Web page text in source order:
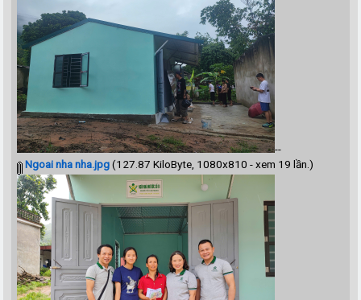
--
Ngoai nha nha.jpg(127.87 KiloByte, 1080x810 - xem 19 lần.)